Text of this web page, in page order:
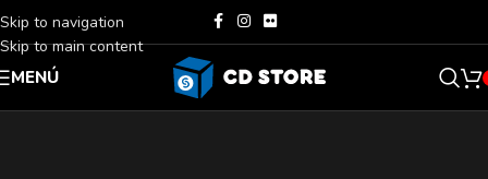
Skip to navigation
Skip to main content
MENÚ